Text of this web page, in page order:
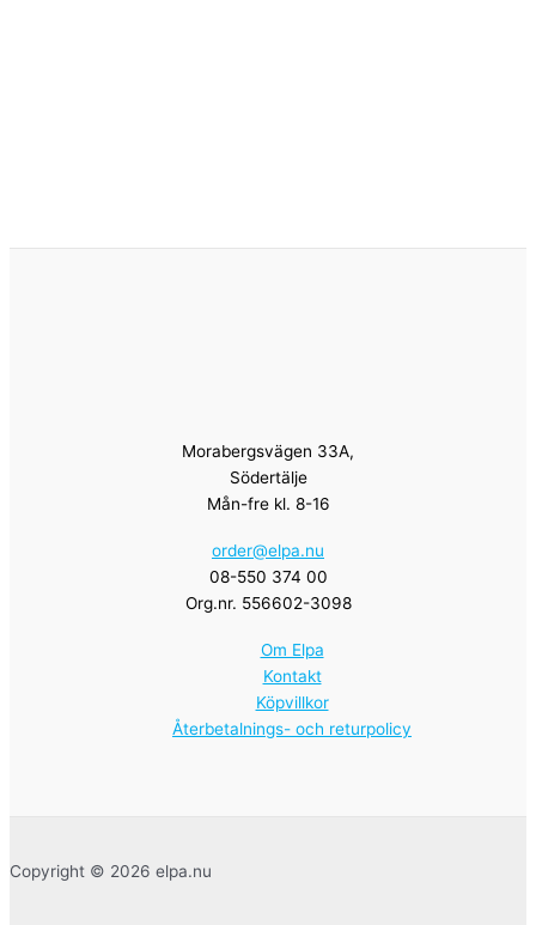
Morabergsvägen 33A,
Södertälje
Mån-fre kl. 8-16
order@elpa.nu
08-550 374 00
Org.nr. 556602-3098
Om Elpa
Kontakt
Köpvillkor
Återbetalnings- och returpolicy
Copyright © 2026 elpa.nu